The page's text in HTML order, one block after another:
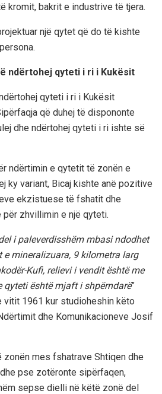
kromit, bakrit e industrive të tjera.
një qytet që do të kishte
ndërtohej qyteti i ri i Kukësit
qyteti i ri i Kukësit
që duhej të dispononte
dhe ndërtohej qyteti i ri ishte së
ndërtimin e qytetit të zonën e
ky variant, Bicaj kishte anë pozitive
ekzistuese të fshatit dhe
zhvillimin e një qyteti.
i paleverdisshëm mbasi ndodhet
e mineralizuara, 9 kilometra larg
Kufi, relievi i vendit është me
qyteti është mjaft i shpërndarë”
vitit 1961 kur studioheshin këto
dhe Komunikacioneve Josif
zonën mes fshatrave Shtiqen dhe
pse zotëronte sipërfaqen,
sepse dielli në këtë zonë del